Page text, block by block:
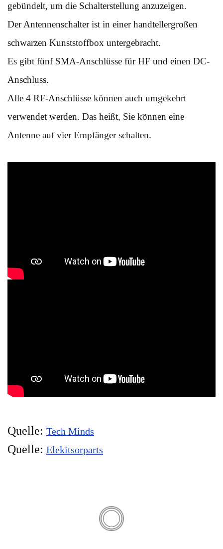
gebündelt, um die Schalterstellung anzuzeigen.
Der Antennenschalter ist in einer handtellergroßen
schwarzen Kunststoffbox untergebracht.
Es gibt fünf SMA-Anschlüsse für HF und einen DC-
Anschluss.
Alle 4 RF-Anschlüsse können auch umgekehrt
verwendet werden. Das heißt, Sie können eine
Antenne auf vier Empfänger schalten.
Quelle: Tech Minds
Quelle: Elekitsorparts